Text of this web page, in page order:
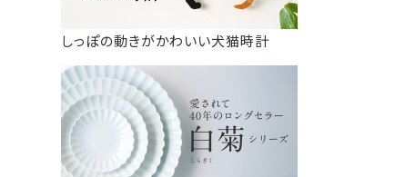
しっぽの動きがかわいい犬猫時計